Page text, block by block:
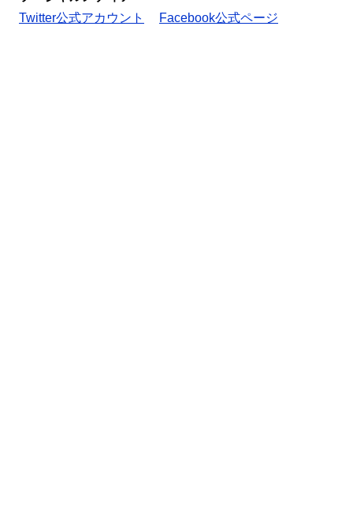
Twitter公式アカウント
Facebook公式ページ